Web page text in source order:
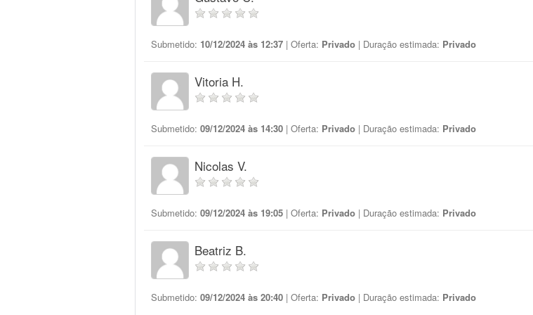
Submetido: 10/12/2024 às 12:37 | Oferta: Privado | Duração estimada: Privado
Vitoria H.
Submetido: 09/12/2024 às 14:30 | Oferta: Privado | Duração estimada: Privado
Nicolas V.
Submetido: 09/12/2024 às 19:05 | Oferta: Privado | Duração estimada: Privado
Beatriz B.
Submetido: 09/12/2024 às 20:40 | Oferta: Privado | Duração estimada: Privado